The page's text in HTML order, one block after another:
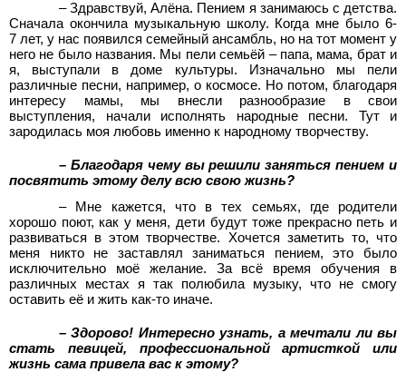
– Здравствуй, Алёна. Пением я занимаюсь с детства.
Сначала окончила музыкальную школу. Когда мне было 6-
7 лет, у нас появился семейный ансамбль, но на тот момент у
него не было названия. Мы пели семьёй – папа, мама, брат и
я, выступали в доме культуры. Изначально мы пели
различные песни, например, о космосе. Но потом, благодаря
интересу мамы, мы внесли разнообразие в свои
выступления, начали исполнять народные песни. Тут и
зародилась моя любовь именно к народному творчеству.
– Благодаря чему вы решили заняться пением и
посвятить этому делу всю свою жизнь?
– Мне кажется, что в тех семьях, где родители
хорошо поют, как у меня, дети будут тоже прекрасно петь и
развиваться в этом творчестве. Хочется заметить то, что
меня никто не заставлял заниматься пением, это было
исключительно моё желание. За всё время обучения в
различных местах я так полюбила музыку, что не смогу
оставить её и жить как-то иначе.
– Здорово! Интересно узнать, а мечтали ли вы
стать певицей, профессиональной артисткой или
жизнь сама привела вас к этому?